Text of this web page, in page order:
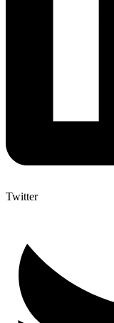
Twitter